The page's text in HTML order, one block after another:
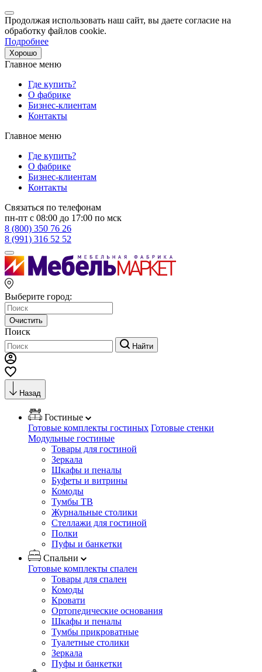
Продолжая использовать наш сайт, вы даете согласие на
обработку файлов cookie.
Подробнее
Хорошо
Главное меню
Где купить?
О фабрике
Бизнес-клиентам
Контакты
Главное меню
Где купить?
О фабрике
Бизнес-клиентам
Контакты
Связаться по телефонам
пн-пт с 08:00 до 17:00 по мск
8 (800) 350 76 26
8 (991) 316 52 52
Выберите город:
Очистить
Поиск
Найти
Назад
Гостиные
Готовые комплекты гостиных Готовые стенки
Модульные гостиные
Товары для гостиной
Зеркала
Шкафы и пеналы
Буфеты и витрины
Комоды
Тумбы ТВ
Журнальные столики
Стеллажи для гостиной
Полки
Пуфы и банкетки
Спальни
Готовые комплекты спален
Товары для спален
Комоды
Кровати
Ортопедические основания
Шкафы и пеналы
Тумбы прикроватные
Туалетные столики
Зеркала
Пуфы и банкетки